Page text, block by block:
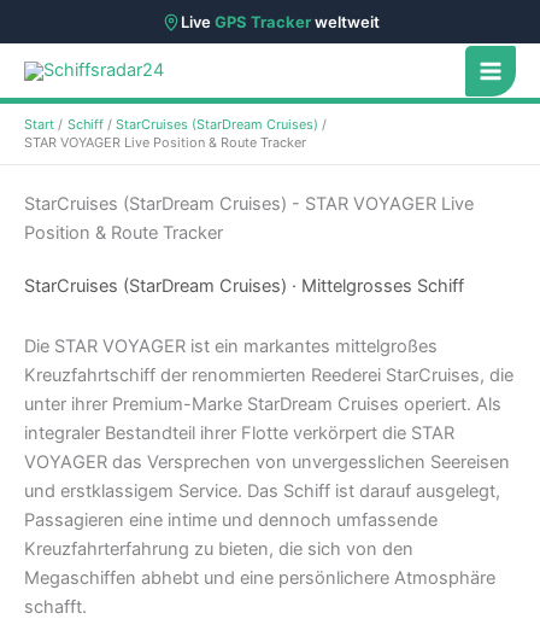
LiveGPS Trackerweltweit
Zum
Inhalt
springen
Start Schiff
StarCruises (StarDream Cruises)
STAR VOYAGER Live Position & Route Tracker
StarCruises (StarDream Cruises) - STAR VOYAGER Live
Position & Route Tracker
StarCruises (StarDream Cruises) · Mittelgrosses Schiff
Die STAR VOYAGER ist ein markantes mittelgroßes
Kreuzfahrtschiff der renommierten Reederei StarCruises, die
unter ihrer Premium-Marke StarDream Cruises operiert. Als
integraler Bestandteil ihrer Flotte verkörpert die STAR
VOYAGER das Versprechen von unvergesslichen Seereisen
und erstklassigem Service. Das Schiff ist darauf ausgelegt,
Passagieren eine intime und dennoch umfassende
Kreuzfahrterfahrung zu bieten, die sich von den
Megaschiffen abhebt und eine persönlichere Atmosphäre
schafft.